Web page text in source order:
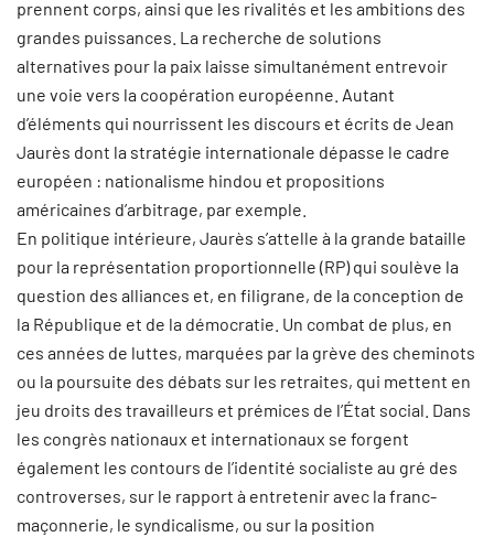
prennent corps, ainsi que les rivalités et les ambitions des
grandes puissances. La recherche de solutions
alternatives pour la paix laisse simultanément entrevoir
une voie vers la coopération européenne. Autant
d’éléments qui nourrissent les discours et écrits de Jean
Jaurès dont la stratégie internationale dépasse le cadre
européen : nationalisme hindou et propositions
américaines d’arbitrage, par exemple.
En politique intérieure, Jaurès s’attelle à la grande bataille
pour la représentation proportionnelle (RP) qui soulève la
question des alliances et, en filigrane, de la conception de
la République et de la démocratie. Un combat de plus, en
ces années de luttes, marquées par la grève des cheminots
ou la poursuite des débats sur les retraites, qui mettent en
jeu droits des travailleurs et prémices de l’État social. Dans
les congrès nationaux et internationaux se forgent
également les contours de l’identité socialiste au gré des
controverses, sur le rapport à entretenir avec la franc-
maçonnerie, le syndicalisme, ou sur la position